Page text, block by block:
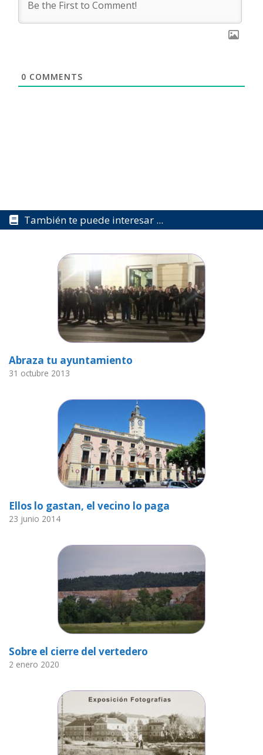
0 COMMENTS
También te puede interesar ...
Abraza tu ayuntamiento
31 octubre 2013
Ellos lo gastan, el vecino lo paga
23 junio 2014
Sobre el cierre del vertedero
2 enero 2020